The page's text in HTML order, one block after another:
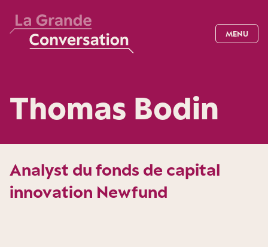
MENU
Thomas Bodin
Analyst du fonds de capital
innovation Newfund